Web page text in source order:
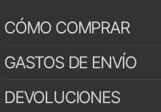
CÓMO COMPRAR
GASTOS DE ENVÍO
DEVOLUCIONES